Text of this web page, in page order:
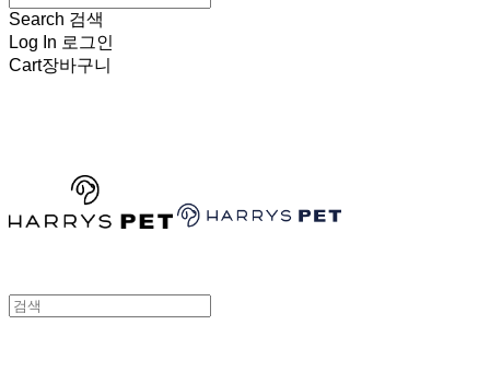
Search 검색
Log In 로그인
Cart장바구니